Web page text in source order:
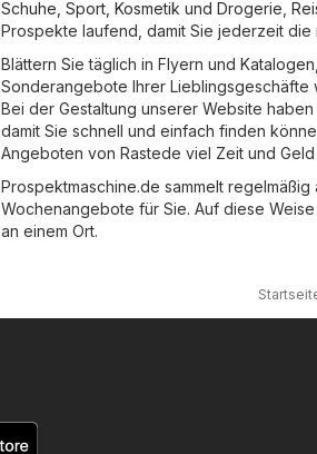
Schuhe, Sport Kosmetik und Drogerie
Prospekte laufend, damit Sie jederzeit
Blättern Sie täglich in Flyern und
Sonderangebote Ihrer Lieblingsgeschäfte
Bei der Gestaltung unserer Website
damit Sie schnell und einfach finden
Angeboten von Rastede viel Zeit und Geld
Prospektmaschine.de sammelt
Wochenangebote für Sie. Auf diese
an einem Ort.